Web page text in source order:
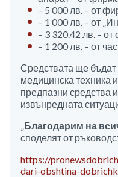
– 5 000 лв. – от
– 1 000 лв. – от
– 3 320.42 лв. –
– 1 200 лв. – от
Средствата ще бъдат
медицинска техника
предпазни средства
извънредната
Благодарим на
споделят от
https://
dari-obshtina-